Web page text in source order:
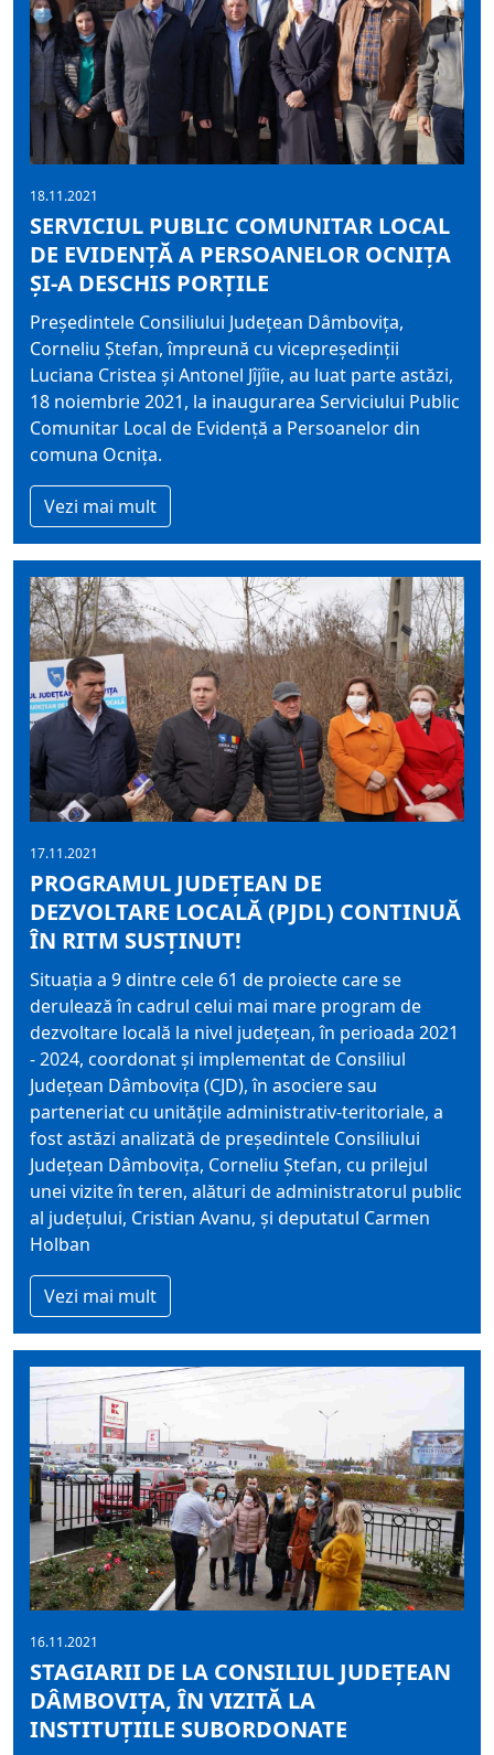
18.11.2021
SERVICIUL PUBLIC COMUNITAR LOCAL
DE EVIDENȚĂ A PERSOANELOR OCNIȚA
ȘI-A DESCHIS PORȚILE
Președintele Consiliului Județean Dâmbovița,
Corneliu Ștefan, împreună cu vicepreședinții
Luciana Cristea și Antonel Jîjîie, au luat parte astăzi,
18 noiembrie 2021, la inaugurarea Serviciului Public
Comunitar Local de Evidență a Persoanelor din
comuna Ocnița.
Vezi mai mult
17.11.2021
PROGRAMUL JUDEȚEAN DE
DEZVOLTARE LOCALĂ (PJDL) CONTINUĂ
ÎN RITM SUSȚINUT!
Situația a 9 dintre cele 61 de proiecte care se
derulează în cadrul celui mai mare program de
dezvoltare locală la nivel județean, în perioada 2021
- 2024, coordonat și implementat de Consiliul
Județean Dâmbovița (CJD), în asociere sau
parteneriat cu unitățile administrativ-teritoriale, a
fost astăzi analizată de președintele Consiliului
Județean Dâmbovița, Corneliu Ștefan, cu prilejul
unei vizite în teren, alături de administratorul public
al județului, Cristian Avanu, și deputatul Carmen
Holban
Vezi mai mult
16.11.2021
STAGIARII DE LA CONSILIUL JUDEȚEAN
DÂMBOVIȚA, ÎN VIZITĂ LA
INSTITUȚIILE SUBORDONATE